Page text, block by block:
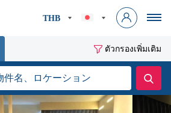
THB
ตัวกรองเพิ่มเติม